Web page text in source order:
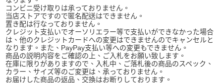
コンビニ受け取りは承っておりません。
当店ストアですので匿名配送はできません。
置き配は行なっておりません。
クレジット支払いでオーソリエラー等で支払いができなかった場合
は、他のクレジットカードへの変更はできませんのでキャンセルと
なります。また、PayPay支払い等への変更もできません。
商品の説明内容をご確認の上、ご入札をお願い致します。
在庫に限りがありますので、入札中、ご落札後の商品のスペック、
カラー、サイズ等のご変更は、承っておりません。
お届けした商品の返品、交換はお断りしております。